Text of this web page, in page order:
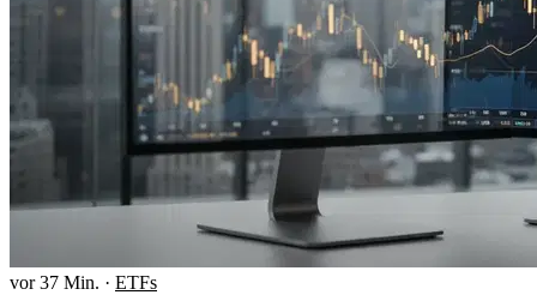
vor 37 Min. · ETFs